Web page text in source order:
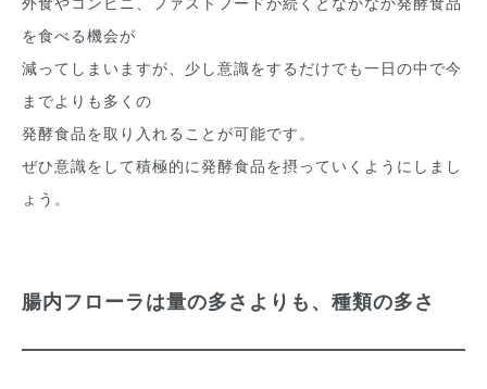
外食やコンビニ、ファストフードが続くとなかなか発酵食品
を食べる機会が
減ってしまいますが、少し意識をするだけでも一日の中で今
までよりも多くの
発酵食品を取り入れることが可能です。
ぜひ意識をして積極的に発酵食品を摂っていくようにしまし
ょう。
腸内フローラは量の多さよりも、種類の多さ